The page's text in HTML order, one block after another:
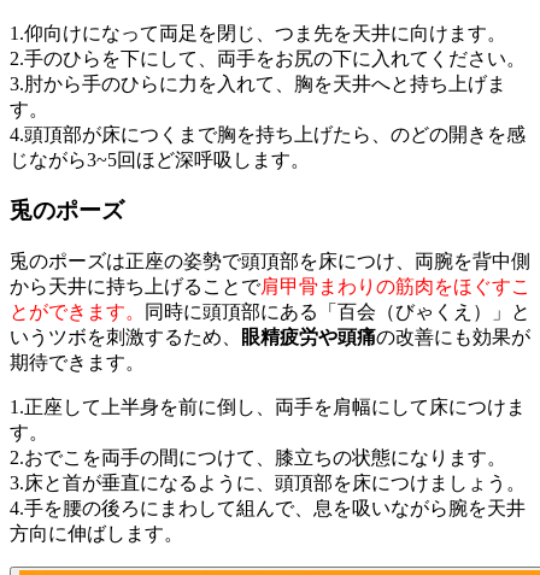
1.仰向けになって両足を閉じ、つま先を天井に向けます。
2.手のひらを下にして、両手をお尻の下に入れてください。
3.肘から手のひらに力を入れて、胸を天井へと持ち上げま
す。
4.頭頂部が床につくまで胸を持ち上げたら、のどの開きを感
じながら3~5回ほど深呼吸します。
兎のポーズ
兎のポーズは正座の姿勢で頭頂部を床につけ、両腕を背中側
から天井に持ち上げることで肩甲骨まわりの筋肉をほぐすこ
とができます。
同時に頭頂部にある「百会（びゃくえ）」と
いうツボを刺激するため、
眼精疲労や頭痛の改善にも効果が
期待できます。
1.正座して上半身を前に倒し、両手を肩幅にして床につけま
す。
2.おでこを両手の間につけて、膝立ちの状態になります。
3.床と首が垂直になるように、頭頂部を床につけましょう。
4.手を腰の後ろにまわして組んで、息を吸いながら腕を天井
方向に伸ばします。